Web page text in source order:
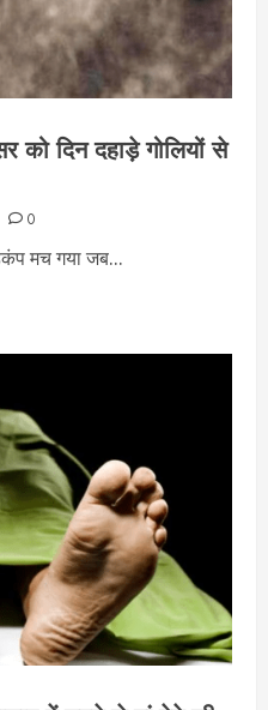
को दिन दहाड़े गोलियों से
0
मच गया जब...